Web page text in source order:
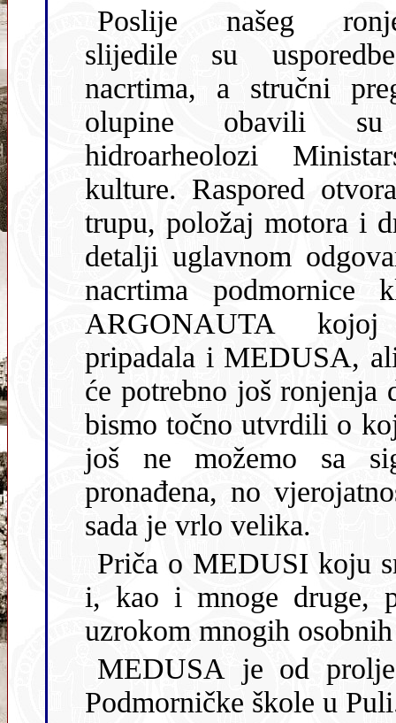
Poslije našeg
slijedile su
nacrtima, a stručni
olupine obavili
hidroarheolozi
kulture. Raspored
trupu, položaj motora i
detalji uglavnom
nacrtima podmornice klase
ARGONAUTA
pripadala i MEDUSA,
će potrebno još ronjenja da se izmjere dimenzije olupine kako
bismo točno utvrdili o kojoj je podmornici riječ.
još ne možemo sa
pronađena, no
sada je vrlo velika.
Priča o MEDUSI koju
i, kao i mnoge druge, primjer je besmislenosti rata koji je
uzrokom mnogih
MEDUSA je od
Podmorničke škole